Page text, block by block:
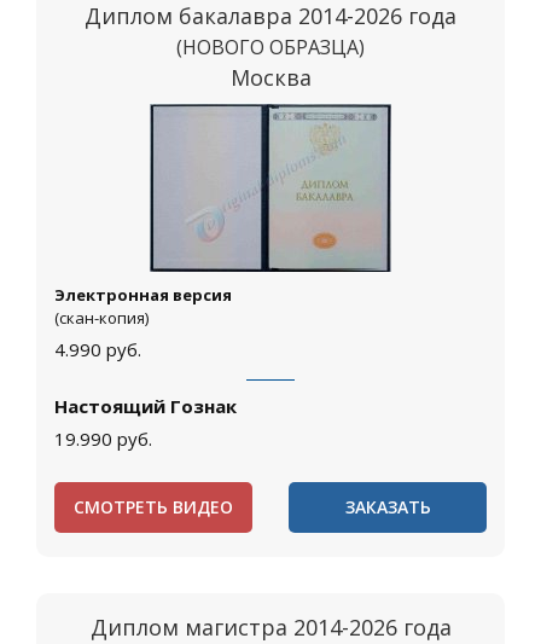
Диплом бакалавра 2014-2026 года
(НОВОГО ОБРАЗЦА)
Москва
Электронная версия
(скан-копия)
4.990 руб.
Настоящий Гознак
19.990 руб.
СМОТРЕТЬ ВИДЕО ЗАКАЗАТЬ
Диплом магистра 2014-2026 года